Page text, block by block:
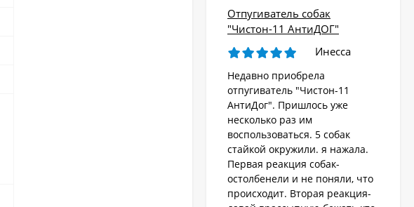
Отпугиватель собак
"Чистон-11 АнтиДОГ"
Инесса
Недавно приобрела
отпугиватель "Чистон-11
АнтиДог". Пришлось уже
несколько раз им
воспользоваться. 5 собак
стайкой окружили. я нажала.
Первая реакция собак-
остолбенели и не поняли, что
происходит. Вторая реакция-
Ультразвуковой
отпугиватель собак,
кошек, лис, кроликов
Garden Protector 3"
8 690 ₽
Электроошейник для
дрессировки собак
«PET998DB»
3 480₽
Ошейник антилай